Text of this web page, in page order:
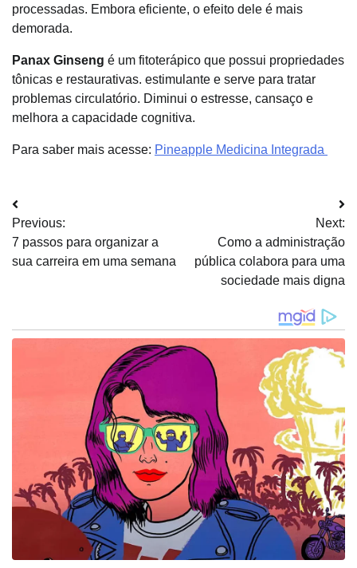
processadas. Embora eficiente, o efeito dele é mais
demorada.
Panax Ginseng é um fitoterápico que possui propriedades
tônicas e restaurativas. estimulante e serve para tratar
problemas circulatório. Diminui o estresse, cansaço e
melhora a capacidade cognitiva.
Para saber mais acesse: Pineapple Medicina Integrada
Navegação
de
Post
Previous:
7 passos para organizar a
sua carreira em uma semana
Next:
Como a administração
pública colabora para uma
sociedade mais digna